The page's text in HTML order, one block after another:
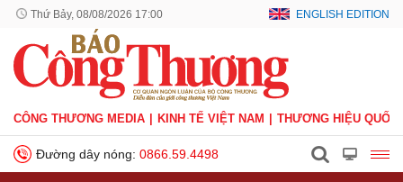
Thứ Bảy, 08/08/2026 17:00 ENGLISH EDITION
CÔNG THƯƠNG MEDIA KINH TẾ VIỆT NAM THƯƠNG HIỆU QUỐC
Đường dây nóng: 0866.59.4498